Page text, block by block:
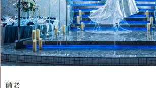
備考